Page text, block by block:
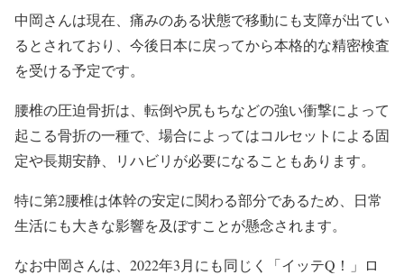
中岡さんは現在、 痛みのある状態で移動にも支障が出てい
るとされており、 今後日本に戻ってから本格的な精密検査
を受ける予定です。
腰椎の圧迫骨折は、 転倒や尻もちなどの強い衝撃によって
起こる骨折の一種で、 場合によってはコルセットによる固
定や長期安静、
リハビリが必要になることもあります。
特に第2腰椎は体幹の安定に関わる部分であるため、 日常
生活にも大きな影響を及ぼすことが懸念されます。
なお中岡さんは、2022年3月にも同じく「イッテQ！」 ロ